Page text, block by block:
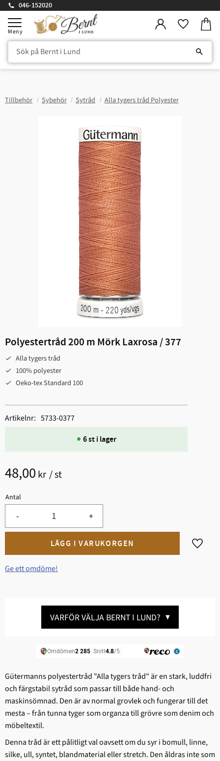
Meny
046-152020
Tillbehör Sybehör Sytråd Alla tygers tråd Polyester
Polyestertråd 200 m Mörk Laxrosa / 377
Alla tygers tråd
100% polyester
Oeko-tex Standard 100
48,00 kr /st
Antal
+
-
Lägg
6 st i lager
Artikelnr 5733-0377
Ge ett omdöme!
VARFÖR VÄLJA BERNT I LUND? ▼
Gütermanns polyestertråd "Alla tygers tråd" är en stark, ludd­fri
och färgstabil sytråd som passar till både hand- och
maskinsömnad. Den är av normal grovlek och fungerar till det
mesta – från tunna tyger som organza till grövre som denim och
möbeltextil.
Denna tråd är ett pålitligt val oavsett om du syr i bomull, linne,
silke, ull, syntet, blandmaterial eller stretch. Den åldras inte som